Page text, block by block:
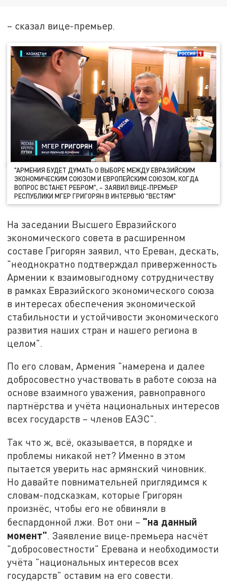
– сказал вице-премьер.
"АРМЕНИЯ БУДЕТ ДУМАТЬ О ВЫБОРЕ МЕЖДУ ЕВРАЗИЙСКИМ
ЭКОНОМИЧЕСКИМ СОЮЗОМ И ЕВРОПЕЙСКИМ СОЮЗОМ, КОГДА
ВОПРОС ВСТАНЕТ РЕБРОМ", – ЗАЯВИЛ ВИЦЕ-ПРЕМЬЕР
РЕСПУБЛИКИ МГЕР ГРИГОРЯН В ИНТЕРВЬЮ "ВЕСТЯМ"
На заседании Высшего Евразийского
экономического совета в расширенном
составе Григорян заявил, что Ереван, дескать,
"неоднократно подтверждал приверженность
Армении к взаимовыгодному сотрудничеству
в рамках Евразийского экономического союза
в интересах обеспечения экономической
стабильности и устойчивости экономического
развития наших стран и нашего региона в
целом".
По его словам, Армения "намерена и далее
добросовестно участвовать в работе союза на
основе взаимного уважения, равноправного
партнёрства и учёта национальных интересов
всех государств – членов ЕАЭС".
Так что ж, всё, оказывается, в порядке и
проблемы никакой нет? Именно в этом
пытается уверить нас армянский чиновник.
Но давайте повнимательней приглядимся к
словам-подсказкам, которые Григорян
произнёс, чтобы его не обвиняли в
беспардонной лжи. Вот они – "на данный
момент". Заявление вице-премьера насчёт
"добросовестности" Еревана и необходимости
учёта "национальных интересов всех
государств" оставим на его совести.